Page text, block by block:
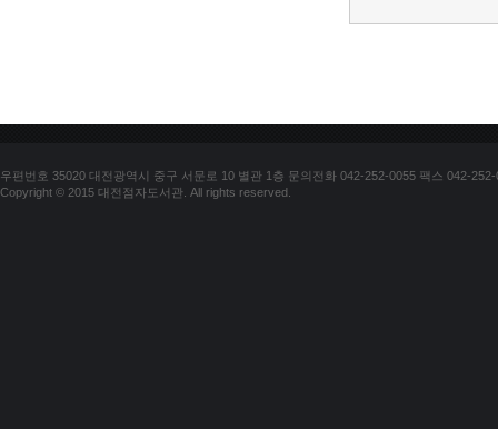
우편번호 35020 대전광역시 중구 서문로 10 별관 1층 문의전화 042-252-0055 팩스 042-252-
Copyright © 2015 대전점자도서관. All rights reserved.